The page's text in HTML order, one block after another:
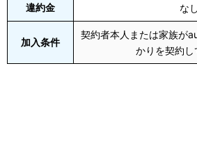
違約金 なし
加入条件
契約者本人または家族が
かりを契約し